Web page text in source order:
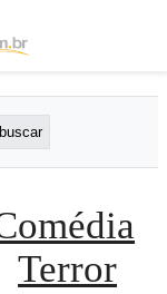
Terror